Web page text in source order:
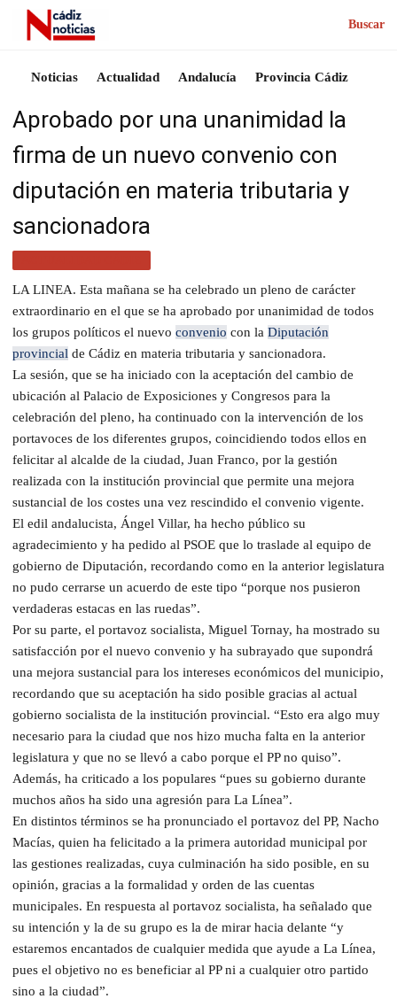
Buscar
Noticias Actualidad Andalucía Provincia Cádiz
Aprobado por una unanimidad la
firma de un nuevo convenio con
diputación en materia tributaria y
sancionadora
LA LINEA. Esta mañana se ha celebrado un pleno de carácter
extraordinario en el que se ha aprobado por unanimidad de todos
los grupos políticos el nuevo convenio con la Diputación
provincial de Cádiz en materia tributaria y sancionadora.
La sesión, que se ha iniciado con la aceptación del cambio de
ubicación al Palacio de Exposiciones y Congresos para la
celebración del pleno, ha continuado con la intervención de los
portavoces de los diferentes grupos, coincidiendo todos ellos en
felicitar al alcalde de la ciudad, Juan Franco, por la gestión
realizada con la institución provincial que permite una mejora
sustancial de los costes una vez rescindido el convenio vigente.
El edil andalucista, Ángel Villar, ha hecho público su
agradecimiento y ha pedido al PSOE que lo traslade al equipo de
gobierno de Diputación, recordando como en la anterior legislatura
no pudo cerrarse un acuerdo de este tipo “porque nos pusieron
verdaderas estacas en las ruedas”.
Por su parte, el portavoz socialista, Miguel Tornay, ha mostrado su
satisfacción por el nuevo convenio y ha subrayado que supondrá
una mejora sustancial para los intereses económicos del municipio,
recordando que su aceptación ha sido posible gracias al actual
gobierno socialista de la institución provincial. “Esto era algo muy
necesario para la ciudad que nos hizo mucha falta en la anterior
legislatura y que no se llevó a cabo porque el PP no quiso”.
Además, ha criticado a los populares “pues su gobierno durante
muchos años ha sido una agresión para La Línea”.
En distintos términos se ha pronunciado el portavoz del PP, Nacho
Macías, quien ha felicitado a la primera autoridad municipal por
las gestiones realizadas, cuya culminación ha sido posible, en su
opinión, gracias a la formalidad y orden de las cuentas
municipales. En respuesta al portavoz socialista, ha señalado que
su intención y la de su grupo es la de mirar hacia delante “y
estaremos encantados de cualquier medida que ayude a La Línea,
pues el objetivo no es beneficiar al PP ni a cualquier otro partido
sino a la ciudad”.